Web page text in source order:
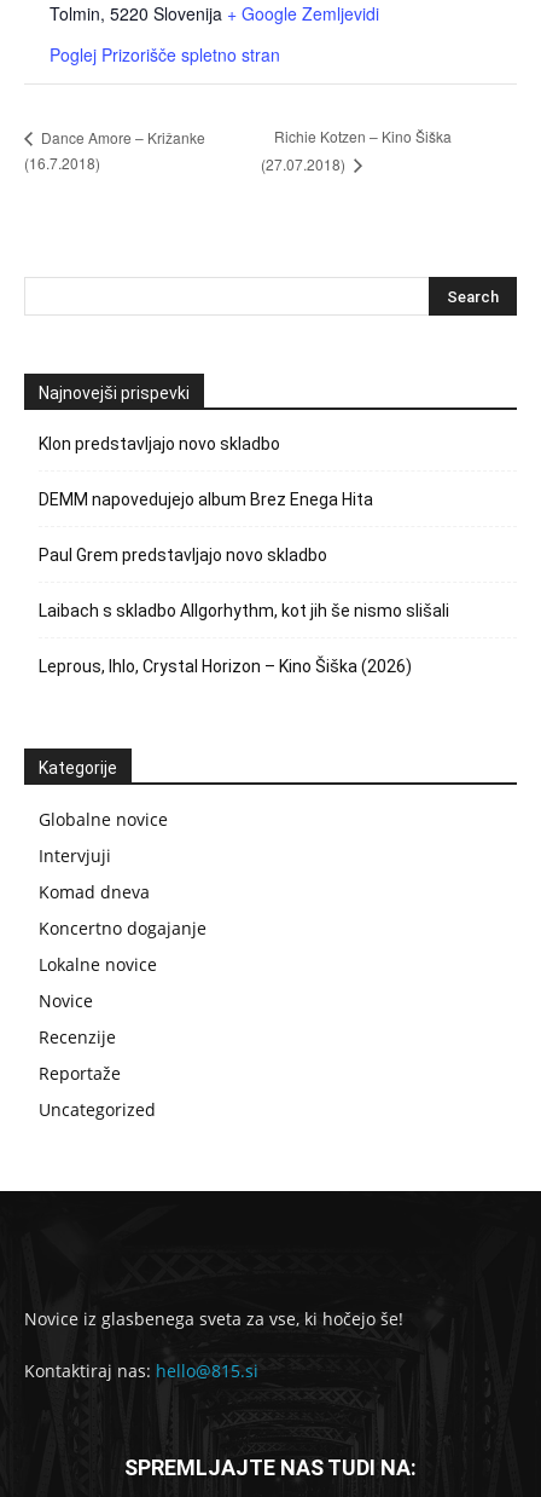
Tolmin, 5220 Slovenija + Google Zemljevidi
Poglej Prizorišče spletno stran
Dance Amore – Križanke
(16.7.2018)
Richie Kotzen – Kino Šiška
(27.07.2018)
Najnovejši prispevki
Klon predstavljajo novo skladbo
DEMM napovedujejo album Brez Enega Hita
Paul Grem predstavljajo novo skladbo
Laibach s skladbo Allgorhythm, kot jih še nismo slišali
Leprous, Ihlo, Crystal Horizon – Kino Šiška (2026)
Kategorije
Globalne novice
Intervjuji
Komad dneva
Koncertno dogajanje
Lokalne novice
Novice
Recenzije
Reportaže
Uncategorized
Novice iz glasbenega sveta za vse, ki hočejo še!
Kontaktiraj nas: hello@815.si
SPREMLJAJTE NAS TUDI NA: